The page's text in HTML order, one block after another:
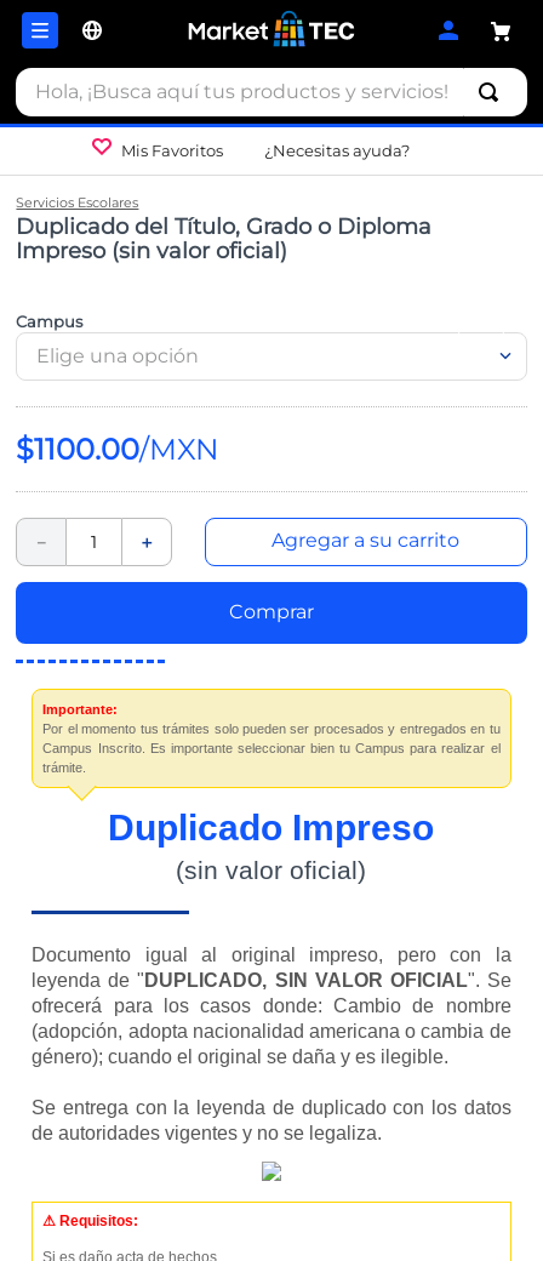
Hola, ¡Busca aquí tus productos y servicios!
Mis Favoritos ¿Necesitas ayuda?
Servicios Escolares
Duplicado del Título, Grado o Diploma
Impreso (sin valor oficial)
Campus
Elige una opción
$1100.00
＋
－ Agregar a su carrito
Comprar
Importante:
Por el momento tus trámites solo pueden ser procesados y entregados en tu
Campus Inscrito. Es importante seleccionar bien tu Campus para realizar el
trámite.
Duplicado Impreso
(sin valor oficial)
Documento igual al original impreso, pero con la
leyenda de " DUPLICADO, SIN VALOR OFICIAL". Se
ofrecerá para los casos donde: Cambio de nombre
(adopción, adopta nacionalidad americana o cambia de
género); cuando el original se daña y es ilegible.
Se entrega con la leyenda de duplicado con los datos
de autoridades vigentes y no se legaliza.
⚠ Requisitos:
Si es daño acta de hechos